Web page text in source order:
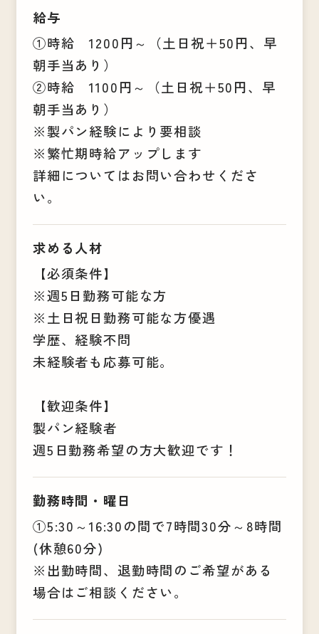
給与
①時給 1200円～（土日祝＋50円、早
朝手当あり）
②時給 1100円～（土日祝＋50円、早
朝手当あり）
※製パン経験により要相談
※繁忙期時給アップします
詳細についてはお問い合わせくださ
い。
求める人材
【必須条件】
※週5日勤務可能な方
※土日祝日勤務可能な方優遇
学歴、経験不問
未経験者も応募可能。
【歓迎条件】
製パン経験者
週5日勤務希望の方大歓迎です！
勤務時間・曜日
①5:30～16:30の間で7時間30分～8時間
(休憩60分)
※出勤時間、退勤時間のご希望がある
場合はご相談ください。